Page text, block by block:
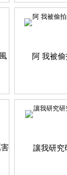
阿 我被偷
讓我研究研